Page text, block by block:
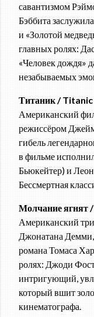
савантизмом
Бэббита
и «Золотой
главных ролях:
«Человек дождя»
незабываемых
Титаник / Titanic
Американский
режиссёром
гибель
в фильме
Бьюкейтер) и
Бессмертная
Молчание ягнят
Американский
Джонатана
романа Томаса
ролях: Джоди
интригующий,
который вшит
кинематографа.